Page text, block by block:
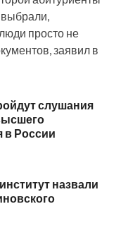
выбрали,
просто не
заявил в
слушания
в России
назвали